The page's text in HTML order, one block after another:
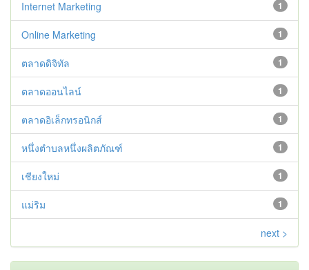
1
Internet Marketing
1
Online Marketing
1
ตลาดดิจิทัล
1
ตลาดออนไลน์
1
ตลาดอิเล็กทรอนิกส์
1
หนึ่งตำบลหนึ่งผลิตภัณฑ์
1
เชียงใหม่
1
แม่ริม
next >